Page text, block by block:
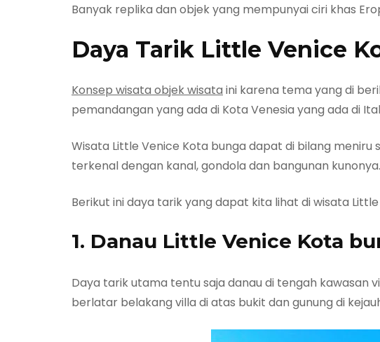
Banyak replika dan objek yang mempunyai ciri khas
Daya Tarik Little Venice
Konsep wisata objek wisata ini karena tema yang di
pemandangan yang ada di Kota Venesia yang ada di
Wisata Little Venice Kota bunga dapat di bilang meniru
terkenal dengan kanal, gondola dan bangunan kunonya.
Berikut ini daya tarik yang dapat kita lihat di wisata
1. Danau Little Venice Kota
Daya tarik utama tentu saja danau di tengah kawasan
berlatar belakang villa di atas bukit dan gunung di